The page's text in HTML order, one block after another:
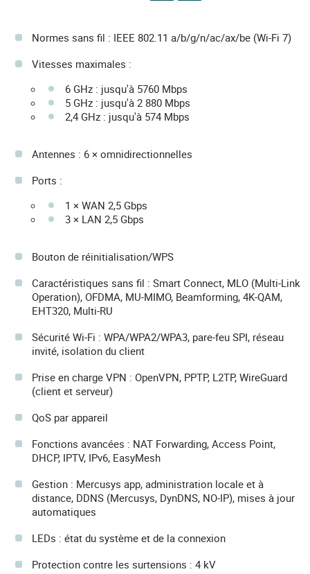
Normes sans fil : IEEE 802.11 a/b/g/n/ac/ax/be (Wi-Fi 7)
Vitesses maximales :
6 GHz : jusqu'à 5760 Mbps
5 GHz : jusqu'à 2 880 Mbps
2,4 GHz : jusqu'à 574 Mbps
Antennes : 6 × omnidirectionnelles
Ports :
1 × WAN 2,5 Gbps
3 × LAN 2,5 Gbps
Bouton de réinitialisation/WPS
Caractéristiques sans fil : Smart Connect, MLO (Multi-Link
Operation), OFDMA, MU-MIMO, Beamforming, 4K-QAM,
EHT320, Multi-RU
Sécurité Wi-Fi : WPA/WPA2/WPA3, pare-feu SPI, réseau
invité, isolation du client
Prise en charge VPN : OpenVPN, PPTP, L2TP, WireGuard
(client et serveur)
QoS par appareil
Fonctions avancées : NAT Forwarding, Access Point,
DHCP, IPTV, IPv6, EasyMesh
Gestion : Mercusys app, administration locale et à
distance, DDNS (Mercusys, DynDNS, NO-IP), mises à jour
automatiques
LEDs : état du système et de la connexion
Protection contre les surtensions : 4 kV